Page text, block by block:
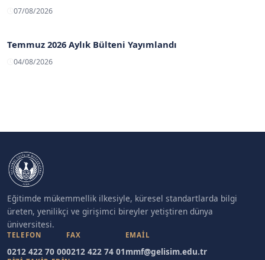
07/08/2026
Temmuz 2026 Aylık Bülteni Yayımlandı
04/08/2026
Eğitimde mükemmellik ilkesiyle, küresel standartlarda bilgi
üreten, yenilikçi ve girişimci bireyler yetiştiren dünya
üniversitesi.
TELEFON
0212 422 70 00
FAX
0212 422 74 01
EMAIL
mmf@gelisim.edu.tr